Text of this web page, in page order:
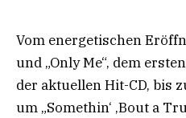
Vom energetischen
und „Only Me“, dem
der aktuellen Hit-CD, bis
um „Somethin‘ ‚Bout a